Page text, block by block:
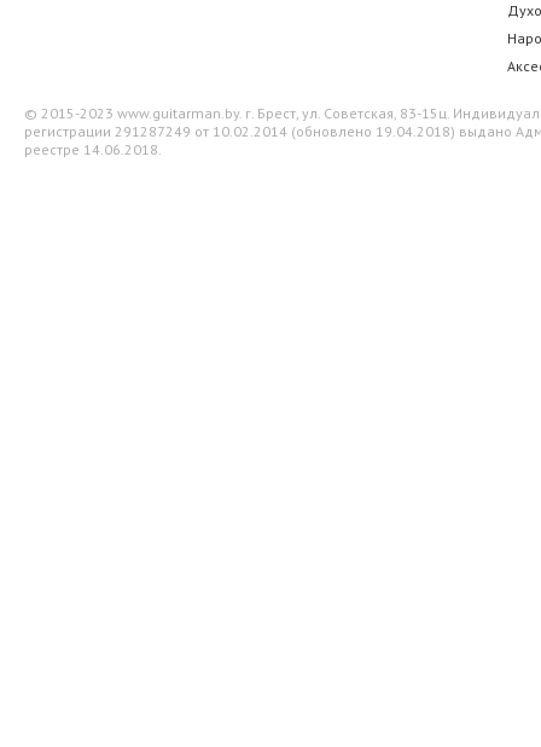
© 2015-2023 www.guitarman.by. г. Брест, ул. Советская, 83-15ц.
регистрации 291287249 от 10.02.2014 (обновлено 19.04.2018) выдано
реестре 14.06.2018.